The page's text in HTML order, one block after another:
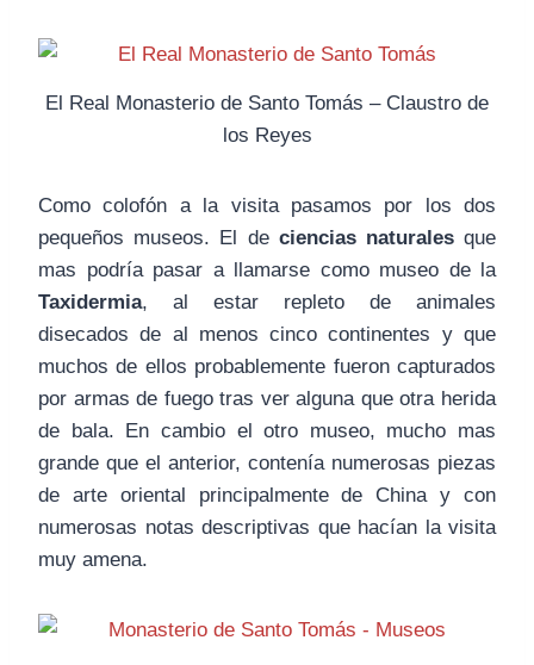
El Real Monasterio de Santo Tomás – Claustro de
los Reyes
Como colofón a la visita pasamos por los dos
pequeños museos. El de ciencias naturalesque
mas podría pasar a llamarse como museo de la
Taxidermia, al estar repleto de animales
disecados de al menos cinco continentes y que
muchos de ellos probablemente fueron capturados
por armas de fuego tras ver alguna que otra herida
de bala. En cambio el otro museo, mucho mas
grande que el anterior, contenía numerosas piezas
de arte oriental principalmente de China y con
numerosas notas descriptivas que hacían la visita
muy amena.